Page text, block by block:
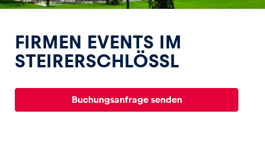
Erlebnisse
Alle anzeigen
FIRMEN EVENTS IM
STEIRERSCHLÖSSL
Buchungsanfrage senden